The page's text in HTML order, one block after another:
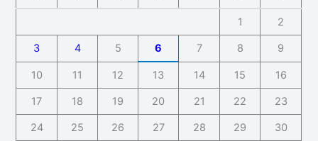
1 2
3 4 5 6 7 8 9
10 11 12 13 14 15 16
17 18 19 20 21 22 23
24 25 26 27 28 29 30